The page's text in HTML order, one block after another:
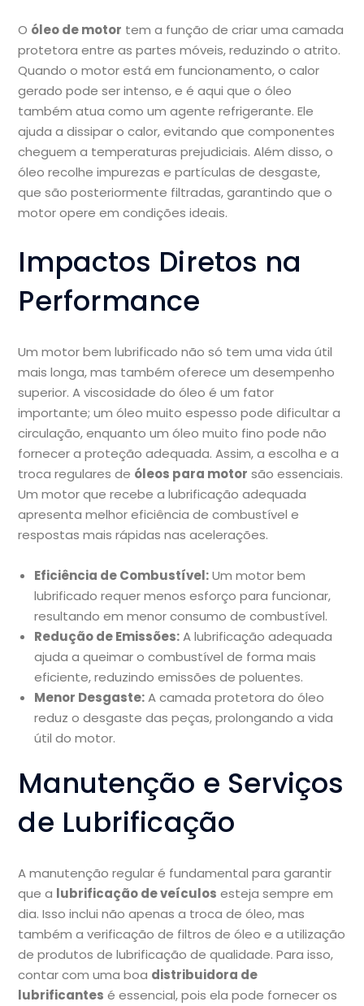
O óleo de motor tem a função de criar uma camada
protetora entre as partes móveis, reduzindo o atrito.
Quando o motor está em funcionamento, o calor
gerado pode ser intenso, e é aqui que o óleo
também atua como um agente refrigerante. Ele
ajuda a dissipar o calor, evitando que componentes
cheguem a temperaturas prejudiciais. Além disso, o
óleo recolhe impurezas e partículas de desgaste,
que são posteriormente filtradas, garantindo que o
motor opere em condições ideais.
Impactos Diretos na
Performance
Um motor bem lubrificado não só tem uma vida útil
mais longa, mas também oferece um desempenho
superior. A viscosidade do óleo é um fator
importante; um óleo muito espesso pode dificultar a
circulação, enquanto um óleo muito fino pode não
fornecer a proteção adequada. Assim, a escolha e a
troca regulares de óleos para motor são essenciais.
Um motor que recebe a lubrificação adequada
apresenta melhor eficiência de combustível e
respostas mais rápidas nas acelerações.
Eficiência de Combustível:Um motor bem
lubrificado requer menos esforço para funcionar,
resultando em menor consumo de combustível.
Redução de Emissões:A lubrificação adequada
ajuda a queimar o combustível de forma mais
eficiente, reduzindo emissões de poluentes.
Menor Desgaste:A camada protetora do óleo
reduz o desgaste das peças, prolongando a vida
útil do motor.
Manutenção e Serviços
de Lubrificação
A manutenção regular é fundamental para garantir
que a lubrificação de veículos esteja sempre em
dia. Isso inclui não apenas a troca de óleo, mas
também a verificação de filtros de óleo e a utilização
de produtos de lubrificação de qualidade. Para isso,
contar com uma boa distribuidora de
lubrificantes é essencial, pois ela pode fornecer os